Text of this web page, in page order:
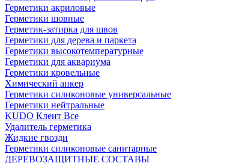
Герметики акриловые
Герметики шовные
Герметик-затирка для швов
Герметики для дерева и паркета
Герметики высокотемпературные
Герметики для аквариума
Герметики кровельные
Химический анкер
Герметики силиконовые универсальные
Герметики нейтральные
KUDO Клеит Все
Удалитель герметика
Жидкие гвозди
Герметики силиконовые санитарные
ДЕРЕВОЗАЩИТНЫЕ СОСТАВЫ